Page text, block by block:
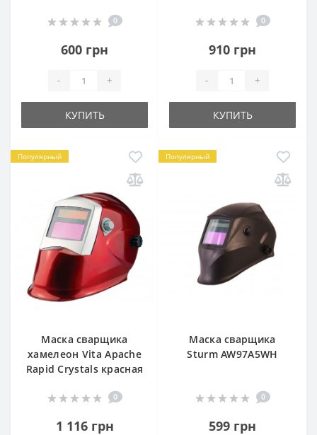
0
600 грн
- +
КУПИТЬ
0
910 грн
- +
КУПИТЬ
Популярный
Маска сварщика
хамелеон Vita Apache
Rapid Crystals красная
0
1 116 грн
Популярный
Маска сварщика
Sturm AW97A5WH
0
599 грн